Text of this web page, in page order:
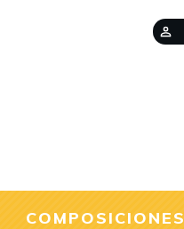
COMPOSICIONES